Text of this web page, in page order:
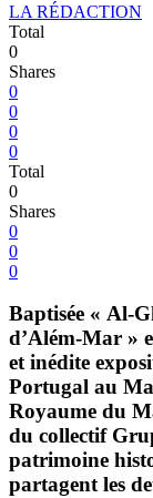
LA RÉDACTION
Total
0
Shares
0
0
0
0
Total
0
Shares
0
0
0
Baptisée « Al-
d’Além-Mar »
et inédite
Portugal au
Royaume du
du collectif
patrimoine
partagent les